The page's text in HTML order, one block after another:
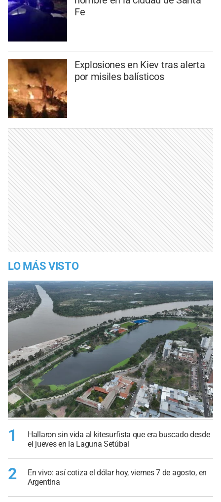
Fe
Explosiones en Kiev tras alerta
por misiles balísticos
LO MÁS VISTO
1
Hallaron sin vida al kitesurfista que era buscado desde
el jueves en la Laguna Setúbal
2
En vivo: así cotiza el dólar hoy, viernes 7 de agosto, en
Argentina